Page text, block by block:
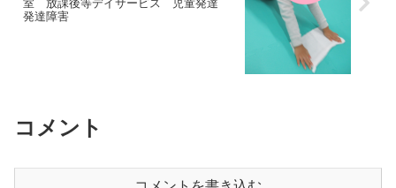
室 放課後等デイサービス 児童発達
発達障害
コメント